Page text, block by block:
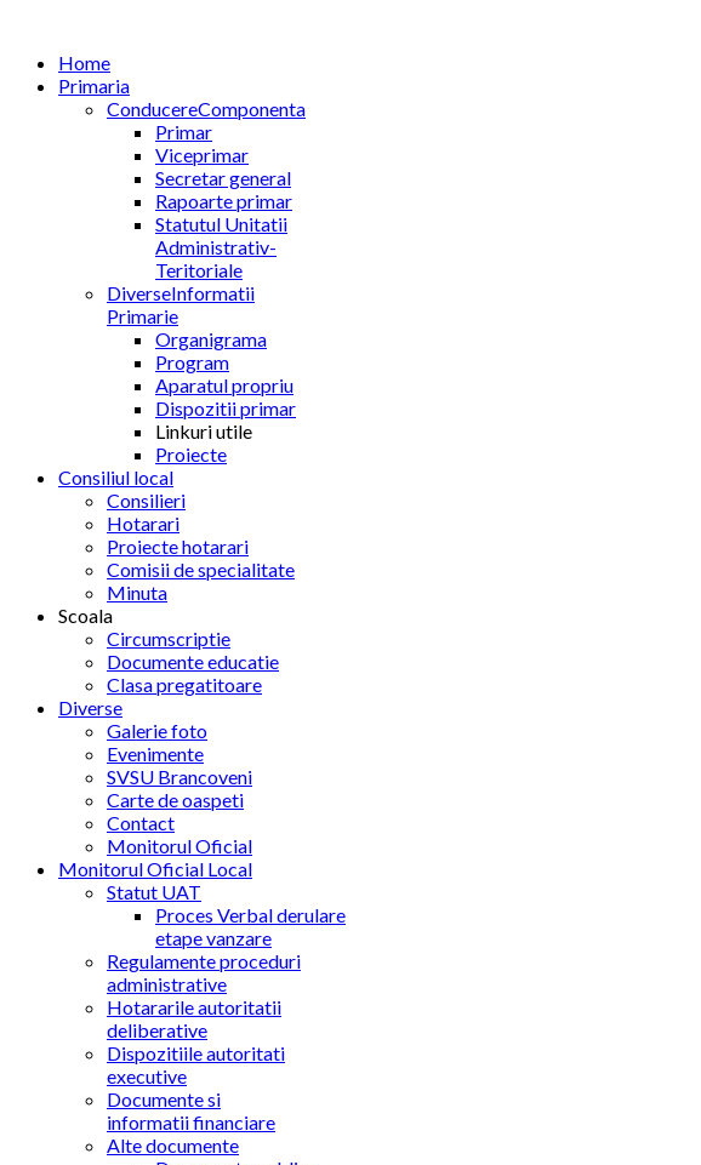
Home
Primaria
ConducereComponenta
Primar
Viceprimar
Secretar general
Rapoarte primar
Statutul Unitatii
Administrativ-
Teritoriale
DiverseInformatii
Primarie
Organigrama
Program
Aparatul propriu
Dispozitii primar
Linkuri utile
Proiecte
Consiliul local
Consilieri
Hotarari
Proiecte hotarari
Comisii de specialitate
Minuta
Scoala
Circumscriptie
Documente educatie
Clasa pregatitoare
Diverse
Galerie foto
Evenimente
SVSU Brancoveni
Carte de oaspeti
Contact
Monitorul Oficial
Monitorul Oficial Local
Statut UAT
Proces Verbal derulare
etape vanzare
Regulamente proceduri
administrative
Hotararile autoritatii
deliberative
Dispozitiile autoritati
executive
Documente si
informatii financiare
Alte documente